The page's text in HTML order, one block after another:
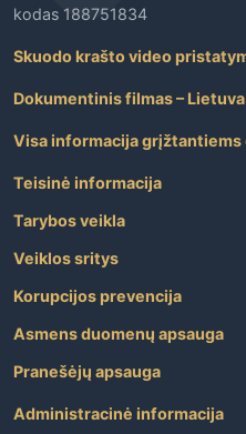
kodas 188751834
Skuodo krašto video
Dokumentinis filmas –
Visa informacija grįžtantiems
Teisinė informacija
Tarybos veikla
Veiklos sritys
Korupcijos prevencija
Asmens duomenų apsauga
Pranešėjų apsauga
Administracinė informacija